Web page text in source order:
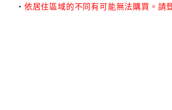
依居住區域的不同有可能無法購買。請